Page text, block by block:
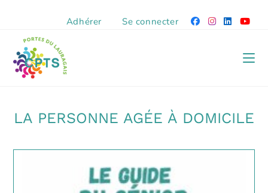
Adhérer Se connecter
LA PERSONNE AGÉE À DOMICILE